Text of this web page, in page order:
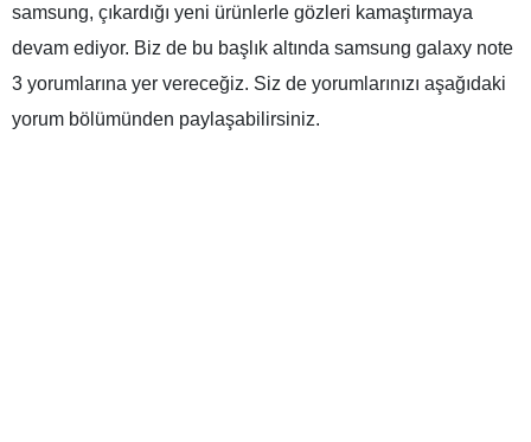
samsung, çıkardığı yeni ürünlerle gözleri kamaştırmaya
devam ediyor. Biz de bu başlık altında samsung galaxy note
3 yorumlarına yer vereceğiz. Siz de yorumlarınızı aşağıdaki
yorum bölümünden paylaşabilirsiniz.